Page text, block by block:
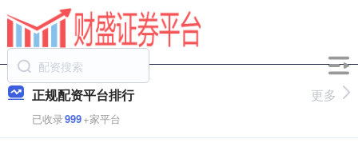
正规配资平台排行
已收录999+家平台
更多